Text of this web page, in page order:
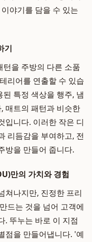
야기를 담을 수 있는
기
턴을 주방의 다른 소품
리어를 연출할 수 있습
특정 색상을 행주, 냄
매트의 패턴과 비슷한
입니다. 이러한 작은 디
리듬감을 부여하고, 전
방을 만들어 줍니다.
만의 가치와 경험
쳐나지만, 진정한 프리
드는 것을 넘어 고객에
. 뚜누는 바로 이 지점
점을 만들어냅니다. '예